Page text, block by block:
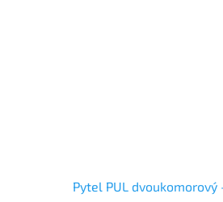
Pytel PUL dvoukomorový